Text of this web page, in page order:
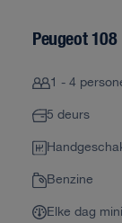
Peugeot 108
1 - 4
5 deurs
Benzine
Elke dag